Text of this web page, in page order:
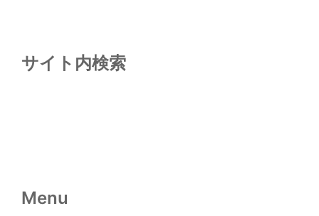
サイト内検索
Menu